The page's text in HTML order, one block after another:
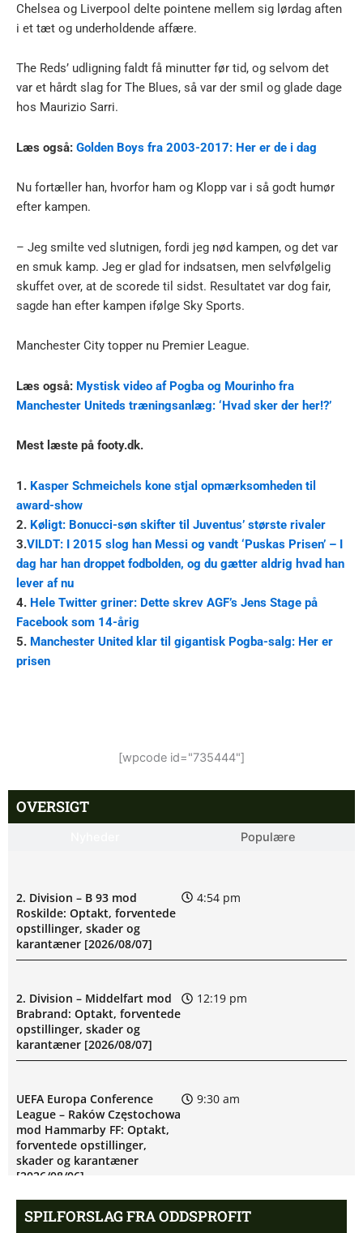
Chelsea og Liverpool delte pointene mellem sig lørdag aften
i et tæt og underholdende affære.
The Reds’ udligning faldt få minutter før tid, og selvom det
var et hårdt slag for The Blues, så var der smil og glade dage
hos Maurizio Sarri.
Læs også: Golden Boys fra 2003-2017: Her er de i dag
Nu fortæller han, hvorfor ham og Klopp var i så godt humør
efter kampen.
– Jeg smilte ved slutnigen, fordi jeg nød kampen, og det var
en smuk kamp. Jeg er glad for indsatsen, men selvfølgelig
skuffet over, at de scorede til sidst. Resultatet var dog fair,
sagde han efter kampen ifølge Sky Sports.
Manchester City topper nu Premier League.
Læs også: Mystisk video af Pogba og Mourinho fra
Manchester Uniteds træningsanlæg: ‘Hvad sker der her!?’
Mest læste på footy.dk.
1. Kasper Schmeichels kone stjal opmærksomheden til
award-show
2. Køligt: Bonucci-søn skifter til Juventus’ største rivaler
3.VILDT: I 2015 slog han Messi og vandt ‘Puskas Prisen’ – I
dag har han droppet fodbolden, og du gætter aldrig hvad han
lever af nu
4. Hele Twitter griner: Dette skrev AGF’s Jens Stage på
Facebook som 14-årig
5. Manchester United klar til gigantisk Pogba-salg: Her er
prisen
[wpcode id="735444"]
OVERSIGT
Populære
2. Division – B 93 mod
Roskilde: Optakt, forventede
opstillinger, skader og
karantæner [2026/08/07]
4:54 pm
2. Division – Middelfart mod
Brabrand: Optakt, forventede
opstillinger, skader og
karantæner [2026/08/07]
12:19 pm
UEFA Europa Conference
League – Raków Częstochowa
mod Hammarby FF: Optakt,
forventede opstillinger,
skader og karantæner
[2026/08/06]
9:30 am
SPILFORSLAG FRA ODDSPROFIT